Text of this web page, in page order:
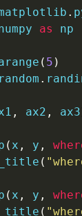
.
as np
( 5 )
random .
, ax2 , ax3
( x , y ,
(
( x , y ,
(